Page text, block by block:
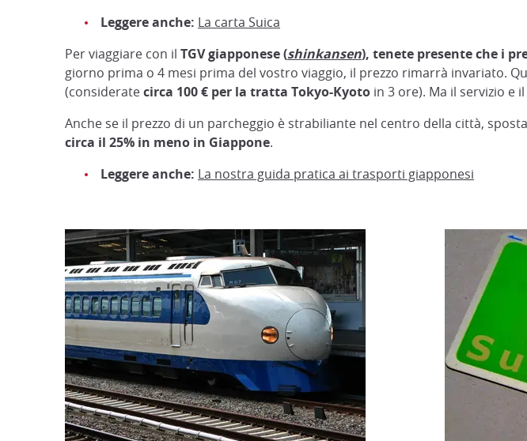
Leggere anche: La carta Suica
Per viaggiare con il TGV giapponese (shinkansen), tenete presente che i
giorno prima o 4 mesi prima del vostro viaggio, il prezzo rimarrà invariato.
(consideratecirca 100 € per la tratta Tokyo-Kyoto in 3 ore). Ma il servizio e
Anche se il prezzo di un parcheggio è strabiliante nel centro della città,
circa il 25% in meno in Giappone.
Leggere anche: La nostra guida pratica ai trasporti giapponesi